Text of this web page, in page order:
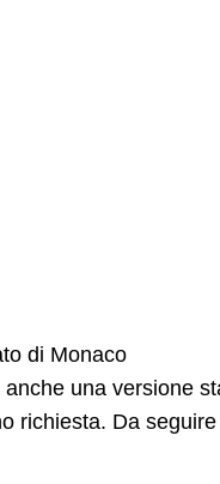
di Monaco
una versione
richiesta. Da